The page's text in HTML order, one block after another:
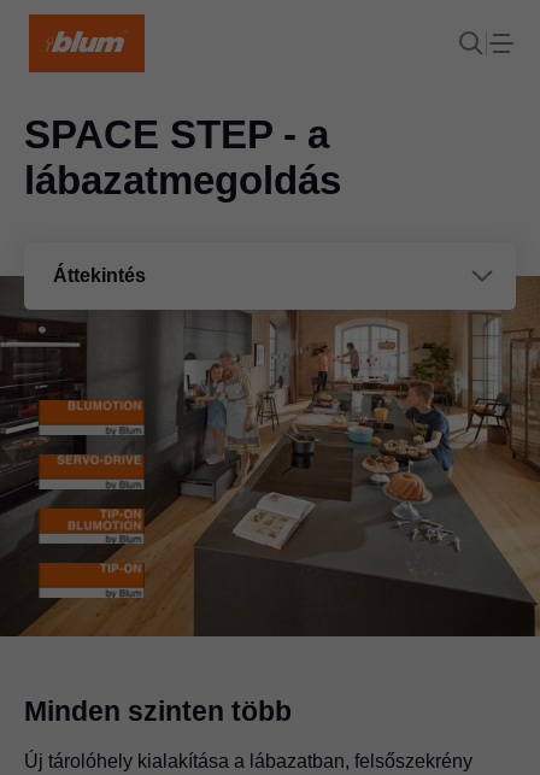
Áttekintés
SPACE STEP - a
lábazatmegoldás
Minden szinten több
Új tárolóhely kialakítása a lábazatban, felsőszekrény